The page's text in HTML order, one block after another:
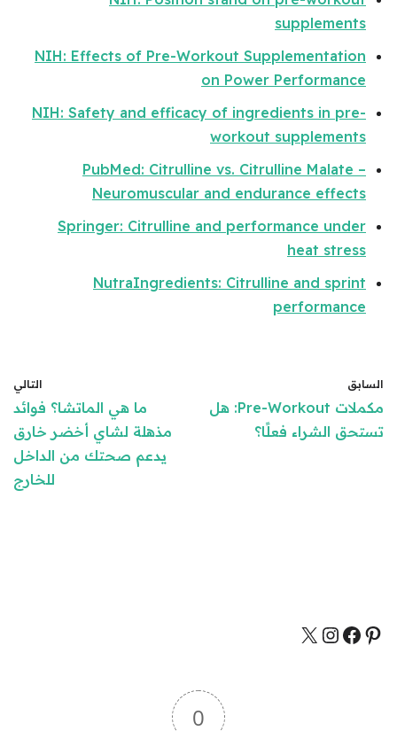
supplements
NIH: Effects of Pre-Workout Supplementation
on Power Performance
NIH: Safety and efficacy of ingredients in pre-
workout supplements
PubMed: Citrulline vs. Citrulline Malate –
Neuromuscular and endurance effects
Springer: Citrulline and performance under
heat stress
NutraIngredients: Citrulline and sprint
performance
السابق
مكملات Pre-Workout: هل
تستحق الشراء فعلًا؟
التالي
ما هي الماتشا؟ فوائد
مذهلة لشاي أخضر خارق
يدعم صحتك من الداخل
للخارج
0